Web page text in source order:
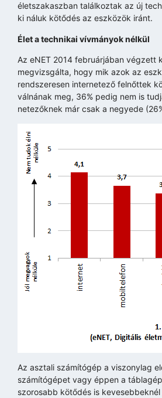
életszakaszban találkoztak az új
ki náluk kötődés az eszközök iránt.
Élet a technikai vívmányok nélkül
Az eNET 2014 februárjában végzett
megvizsgálta, hogy mik azok az
rendszeresen internetező felnőttek
válnának meg, 36% pedig nem is
netezőknek már csak a negyede
Az asztali számítógép a viszonylag
számítógépet vagy éppen a
szorosabb kötődés is